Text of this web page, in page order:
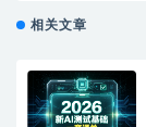
相关文章